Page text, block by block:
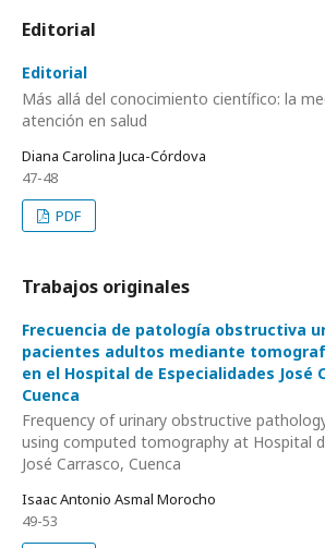
Editorial
Editorial
Más allá del conocimiento científico: la
atención en salud
Diana Carolina Juca-Córdova
47-48
PDF
Trabajos originales
Frecuencia de patología obstructiva
pacientes adultos mediante
en el Hospital de Especialidades José
Cuenca
Frequency of urinary obstructive
using computed tomography at Hospital
José Carrasco, Cuenca
Isaac Antonio Asmal Morocho
49-53